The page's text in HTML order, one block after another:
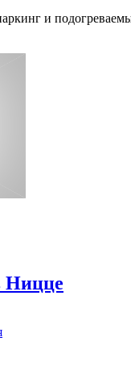
и
Ницце